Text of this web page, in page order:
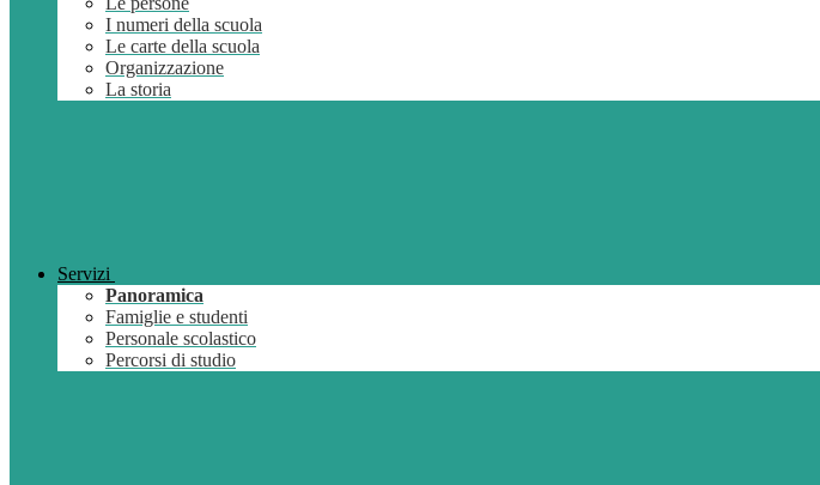
I numeri della scuola
Le carte della scuola
Organizzazione
La storia
Servizi
Panoramica
Famiglie e studenti
Personale scolastico
Percorsi di studio